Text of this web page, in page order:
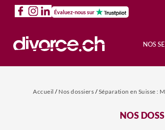
Évaluez-nous sur
NOS
Accueil/ Nos dossiers /Séparation en Suisse :
NOS